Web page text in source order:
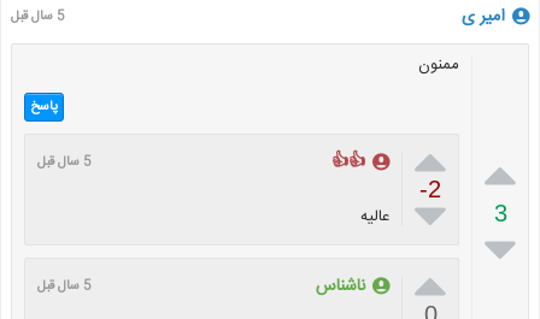
امیر ی 5 سال قبل

3

ممنون
پاسخ

-2

👍👍 5 سال قبل
عالیه

0
ناشناس 5 سال قبل